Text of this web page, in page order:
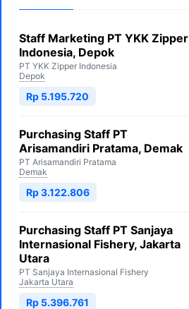
Staff Marketing PT YKK Zipper
Indonesia, Depok
PT YKK Zipper Indonesia
Depok
Rp 5.195.720
Purchasing Staff PT
Arisamandiri Pratama, Demak
PT Arisamandiri Pratama
Demak
Rp 3.122.806
Purchasing Staff PT Sanjaya
Internasional Fishery, Jakarta
Utara
PT Sanjaya Internasional Fishery
Jakarta Utara
Rp 5.396.761